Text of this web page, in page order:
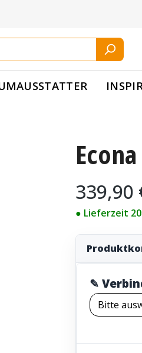
Regulärer
339,90
● Lieferzeit
✎